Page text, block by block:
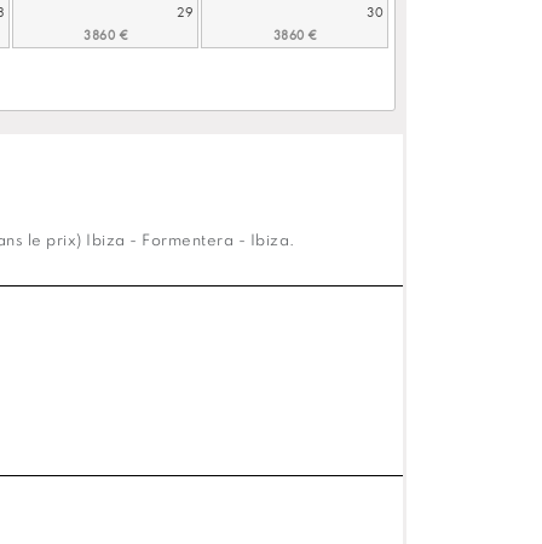
29 30
le prix) Ibiza - Formentera - Ibiza.